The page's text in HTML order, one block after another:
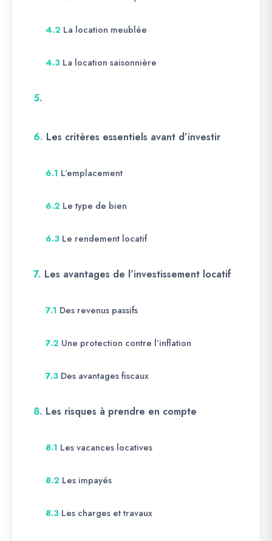
4.2 La location meublée
4.3 La location saisonnière
5.
6. Les critères essentiels avant d’investir
6.1 L’emplacement
6.2 Le type de bien
6.3 Le rendement locatif
7. Les avantages de l’investissement locatif
7.1 Des revenus passifs
7.2 Une protection contre l’inflation
7.3 Des avantages fiscaux
8. Les risques à prendre en compte
8.1 Les vacances locatives
8.2 Les impayés
8.3 Les charges et travaux